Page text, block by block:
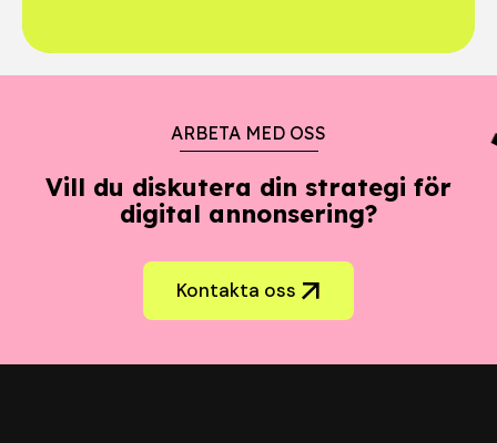
ARBETA MED OSS
Vill du diskutera din strategi för
digital annonsering?
Kontakta oss